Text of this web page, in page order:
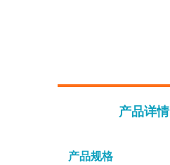
产品详情
产品规格